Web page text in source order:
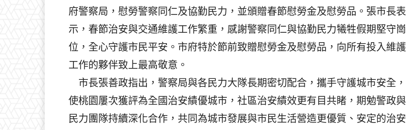
府警察局，慰勞警察同仁及協勤民力，並頒贈春節慰勞金及慰勞品。張市長表
示，春節治安與交通維護工作繁重，感謝警察同仁與協勤民力犧牲假期堅守崗
位，全心守護市民平安。市府特於節前致贈慰勞金及慰勞品，向所有投入維護
工作的夥伴致上最高敬意。
市長張善政指出，警察局與各民力大隊長期密切配合，攜手守護城市安全，
使桃園屢次獲評為全國治安績優城市，社區治安績效更有目共睹，期勉警政與
民力團隊持續深化合作，共同為城市發展與市民生活營造更優質、安定的治安